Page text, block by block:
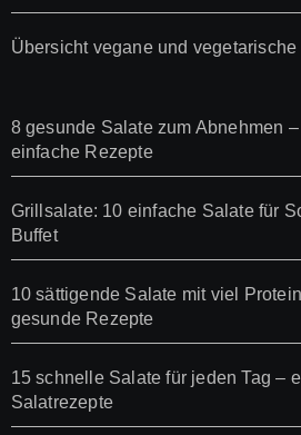
Übersicht vegane und
8 gesunde Salate zum Abnehmen
einfache Rezepte
Grillsalate: 10 einfache Salate für
Buffet
10 sättigende Salate mit viel
gesunde Rezepte
15 schnelle Salate für jeden Tag –
Salatrezepte